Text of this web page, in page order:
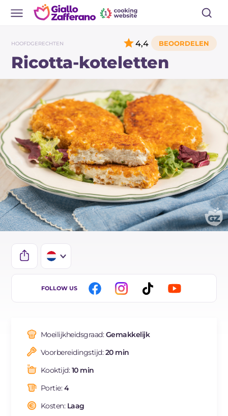
HOOFDGERECHTEN
Ricotta-koteletten
4,4
IT
ES
FR
DE
FOLLOW US
Moeilijkheidsgraad:Gemakkelijk
Voorbereidingstijd:20 min
Kooktijd:10 min
Portie:4
Kosten: Laag